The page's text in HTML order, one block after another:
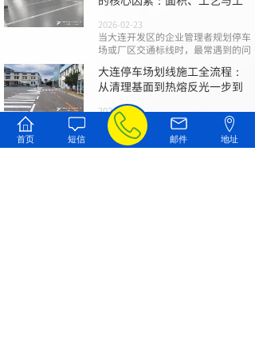
2026-02-23
当大连开发区的企业管理者规划停车
场或厂区交通标线时，最常遇到的问
大连停车场划线施工全流程：
从清理基面到热熔反光一步到
2026-02-09
一个规范、清晰且耐用的停车场标
线，不仅是引导车流、保障安全的基
础
首页 短信 邮件 地址